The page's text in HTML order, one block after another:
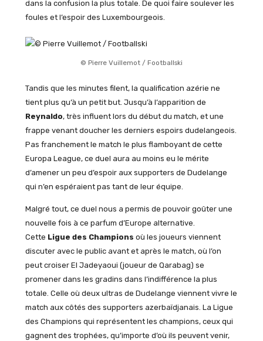
dans la confusion la plus totale. De quoi faire soulever les
foules et l’espoir des Luxembourgeois.
© Pierre Vuillemot / Footballski
Tandis que les minutes filent, la qualification azérie ne
tient plus qu’à un petit but. Jusqu’à l’apparition de
Reynaldo, très influent lors du début du match, et une
frappe venant doucher les derniers espoirs dudelangeois.
Pas franchement le match le plus flamboyant de cette
Europa League, ce duel aura au moins eu le mérite
d’amener un peu d’espoir aux supporters de Dudelange
qui n’en espéraient pas tant de leur équipe.
Malgré tout, ce duel nous a permis de pouvoir goûter une
nouvelle fois à ce parfum d’Europe alternative.
Cette Ligue des Champions où les joueurs viennent
discuter avec le public avant et après le match, où l’on
peut croiser El Jadeyaoui (joueur de Qarabag) se
promener dans les gradins dans l’indifférence la plus
totale. Celle où deux ultras de Dudelange viennent vivre le
match aux côtés des supporters azerbaïdjanais. La Ligue
des Champions qui représentent les champions, ceux qui
gagnent des trophées, qu’importe d’où ils peuvent venir,